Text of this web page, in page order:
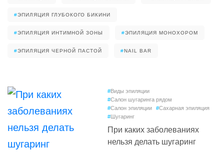
#ЭПИЛЯЦИЯ ГЛУБОКОГО БИКИНИ
#ЭПИЛЯЦИЯ ИНТИМНОЙ ЗОНЫ #ЭПИЛЯЦИЯ МОНОХОРОМ
#ЭПИЛЯЦИЯ ЧЕРНОЙ ПАСТОЙ #NAIL BAR
#Виды эпиляции
#Салон шугаринга рядом
#Салон эпиляции #Сахарная эпиляция
#Шугаринг
При каких заболеваниях
нельзя делать шугаринг